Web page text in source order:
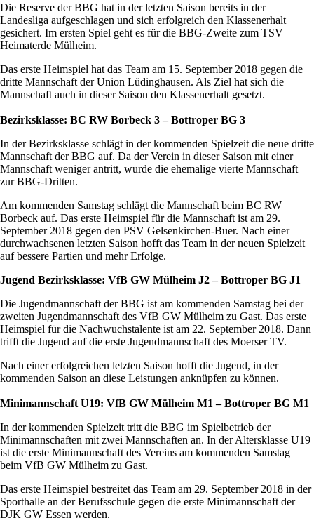
Die Reserve der BBG hat in der letzten Saison bereits in der
Landesliga aufgeschlagen und sich erfolgreich den Klassenerhalt
gesichert. Im ersten Spiel geht es für die BBG-Zweite zum TSV
Heimaterde Mülheim.
Das erste Heimspiel hat das Team am 15. September 2018 gegen die
dritte Mannschaft der Union Lüdinghausen. Als Ziel hat sich die
Mannschaft auch in dieser Saison den Klassenerhalt gesetzt.
Bezirksklasse: BC RW Borbeck 3 – Bottroper BG 3
In der Bezirksklasse schlägt in der kommenden Spielzeit die neue dritte
Mannschaft der BBG auf. Da der Verein in dieser Saison mit einer
Mannschaft weniger antritt, wurde die ehemalige vierte Mannschaft
zur BBG-Dritten.
Am kommenden Samstag schlägt die Mannschaft beim BC RW
Borbeck auf. Das erste Heimspiel für die Mannschaft ist am 29.
September 2018 gegen den PSV Gelsenkirchen-Buer. Nach einer
durchwachsenen letzten Saison hofft das Team in der neuen Spielzeit
auf bessere Partien und mehr Erfolge.
Jugend Bezirksklasse: VfB GW Mülheim J2 – Bottroper BG J1
Die Jugendmannschaft der BBG ist am kommenden Samstag bei der
zweiten Jugendmannschaft des VfB GW Mülheim zu Gast. Das erste
Heimspiel für die Nachwuchstalente ist am 22. September 2018. Dann
trifft die Jugend auf die erste Jugendmannschaft des Moerser TV.
Nach einer erfolgreichen letzten Saison hofft die Jugend, in der
kommenden Saison an diese Leistungen anknüpfen zu können.
Minimannschaft U19: VfB GW Mülheim M1 – Bottroper BG M1
In der kommenden Spielzeit tritt die BBG im Spielbetrieb der
Minimannschaften mit zwei Mannschaften an. In der Altersklasse U19
ist die erste Minimannschaft des Vereins am kommenden Samstag
beim VfB GW Mülheim zu Gast.
Das erste Heimspiel bestreitet das Team am 29. September 2018 in der
Sporthalle an der Berufsschule gegen die erste Minimannschaft der
DJK GW Essen werden.